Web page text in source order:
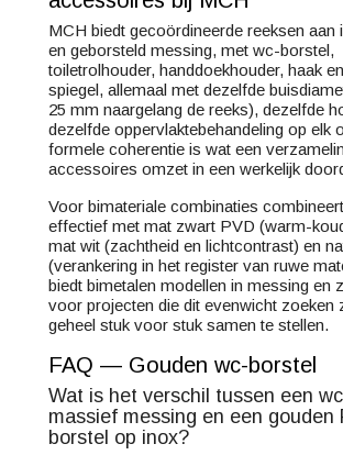
MCH biedt gecoördineerde reeksen aan
en geborsteld messing, met wc-borstel,
toiletrolhouder, handdoekhouder, haak
spiegel, allemaal met dezelfde
25 mm naargelang de reeks), dezelfde
dezelfde oppervlaktebehandeling op elk
formele coherentie is wat een
accessoires omzet in een werkelijk
Voor bimateriale combinaties
effectief met mat zwart PVD (warm-
mat wit (zachtheid en lichtcontrast) en
(verankering in het register van ruwe
biedt bimetalen modellen in messing en
voor projecten die dit evenwicht zoeken
geheel stuk voor stuk samen te stellen.
FAQ — Gouden wc-borstel
Wat is het verschil tussen een
massief messing en een gouden
borstel op inox?